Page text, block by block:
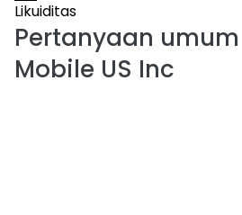
Likuiditas
Pertanyaan
Mobile US Inc